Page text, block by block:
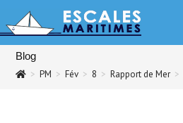
to
content
Blog
> PM > Fév > 8 > Rapport de Mer >